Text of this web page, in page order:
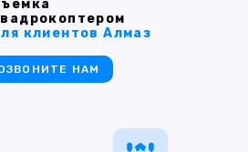
клиентов Алмаз
НАМ